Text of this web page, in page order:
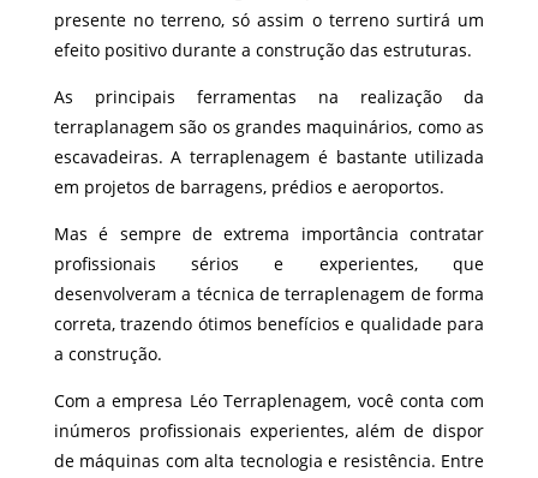
presente no terreno, só assim o terreno surtirá um
efeito positivo durante a construção das estruturas.
As principais ferramentas na realização da
terraplanagem são os grandes maquinários, como as
escavadeiras. A terraplenagem é bastante utilizada
em projetos de barragens, prédios e aeroportos.
Mas é sempre de extrema importância contratar
profissionais sérios e experientes, que
desenvolveram a técnica de terraplenagem de forma
correta, trazendo ótimos benefícios e qualidade para
a construção.
Com a empresa Léo Terraplenagem, você conta com
inúmeros profissionais experientes, além de dispor
de máquinas com alta tecnologia e resistência. Entre